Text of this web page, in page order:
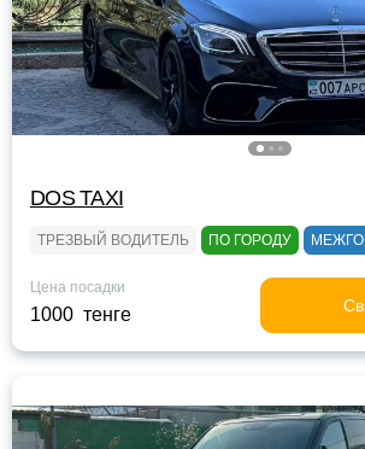
DOS TAXI
ТРЕЗВЫЙ ВОДИТЕЛЬ ПО ГОРОДУ
Цена посадки
1000 тенге